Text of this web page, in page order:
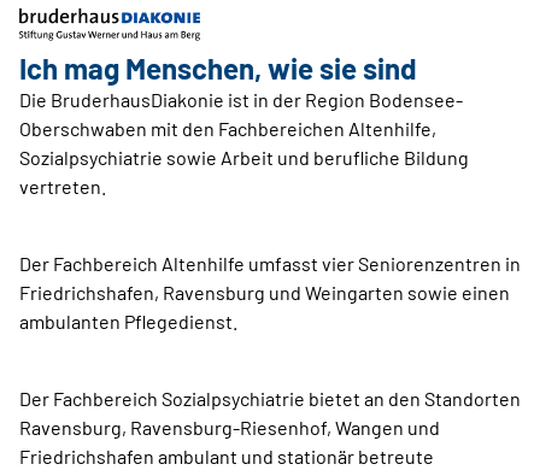
Ich mag Menschen, wie sie sind
Die BruderhausDiakonie ist in der Region Bodensee-
Oberschwaben mit den Fachbereichen Altenhilfe,
Sozialpsychiatrie sowie Arbeit und berufliche Bildung
vertreten.
Der Fachbereich Altenhilfe umfasst vier Seniorenzentren in
Friedrichshafen, Ravensburg und Weingarten sowie einen
ambulanten Pflegedienst.
Der Fachbereich Sozialpsychiatrie bietet an den Standorten
Ravensburg, Ravensburg-Riesenhof, Wangen und
Friedrichshafen ambulant und stationär betreute